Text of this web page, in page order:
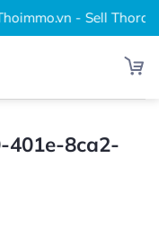
- Sell
401e-8ca2-